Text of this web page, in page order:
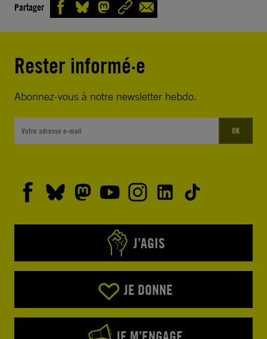
Partager
Rester informé·e
Abonnez-vous à notre newsletter hebdo.
OK
J’AGIS
JE DONNE